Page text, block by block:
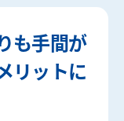
も手間が
リットに